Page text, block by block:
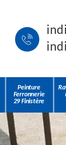
Peinture
Ferronnerie
29 Finistère